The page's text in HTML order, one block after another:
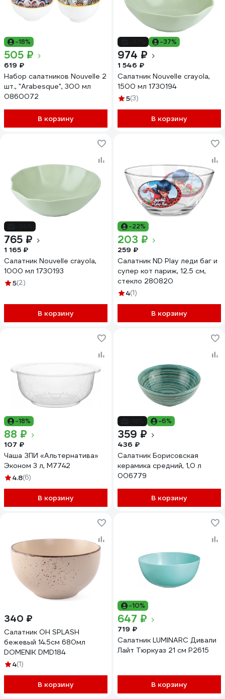
-18%
505 ₽
619 ₽
Набор салатников Nouvelle 2
шт., "Arabesque", 300 мл
0860072
В корзину
-37%
974 ₽
1 546 ₽
Салатник Nouvelle crayola,
1500 мл 1730194
5(3)
В корзину
765 ₽
1 165 ₽
Салатник Nouvelle crayola,
1000 мл 1730193
5(2)
В корзину
-22%
203 ₽
259 ₽
Салатник ND Play леди баг и
супер кот париж, 12.5 см,
стекло 280820
4(1)
В корзину
-18%
88 ₽
107 ₽
Чаша ЗПИ «Альтернатива»
Эконом 3 л, М7742
4.8(6)
В корзину
-6%
359 ₽
436 ₽
Салатник Борисовская
керамика средний, 1,0 л
006779
В корзину
340 ₽
Салатник OH SPLASH
бежевый 14.5см 680мл
DOMENIK DMD184
4(1)
В корзину
-10%
647 ₽
719 ₽
Салатник LUMINARC Дивали
Лайт Тюркуаз 21 см P2615
В корзину